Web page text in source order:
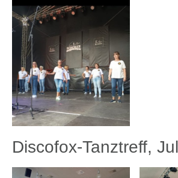
Discofox-Tanztreff,